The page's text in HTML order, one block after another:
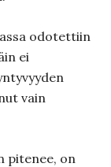
odotettiin
ei
vain
pitenee, on